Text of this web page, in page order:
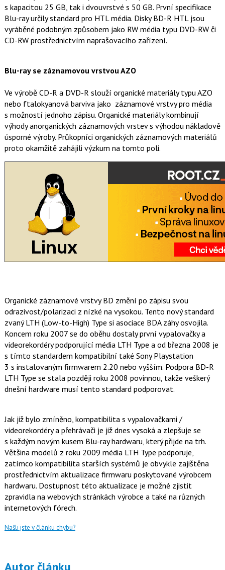
s kapacitou 25 GB, tak i dvouvrstvé s 50 GB. První specifikace
Blu-ray určily standard pro HTL média. Disky BD-R HTL jsou
vyráběné podobným způsobem jako RW média typu DVD-RW či
CD-RW prostřednictvím naprašovacího zařízení.
Blu-ray se záznamovou vrstvou AZO
Ve výrobě CD-R a DVD-R slouží organické materiály typu AZO
nebo ftalokyanová barviva jako záznamové vrstvy pro média
s možností jednoho zápisu. Organické materiály kombinují
výhody anorganických záznamových vrstev s výhodou nákladově
úsporné výroby. Průkopníci organických záznamových materiálů
proto okamžitě zahájili výzkum na tomto poli.
Organické záznamové vrstvy BD změní po zápisu svou
odrazivost/polarizaci z nízké na vysokou. Tento nový standard
zvaný LTH (Low-to-High) Type si asociace BDA záhy osvojila.
Koncem roku 2007 se do oběhu dostaly první vypalovačky a
videorekordéry podporující média LTH Type a od března 2008 je
s tímto standardem kompatibilní také Sony Playstation
3 s instalovaným firmwarem 2.20 nebo vyšším. Podpora BD-R
LTH Type se stala později roku 2008 povinnou, takže veškerý
dnešní hardware musí tento standard podporovat.
Jak již bylo zmíněno, kompatibilita s vypalovačkami /
videorekordéry a přehrávači je již dnes vysoká a zlepšuje se
s každým novým kusem Blu-ray hardwaru, který přijde na trh.
Většina modelů z roku 2009 média LTH Type podporuje,
zatímco kompatibilita starších systémů je obvykle zajištěna
prostřednictvím aktualizace firmwaru poskytované výrobcem
hardwaru. Dostupnost této aktualizace je možné zjistit
zpravidla na webových stránkách výrobce a také na různých
internetových fórech.
Našli jste v článku chybu?